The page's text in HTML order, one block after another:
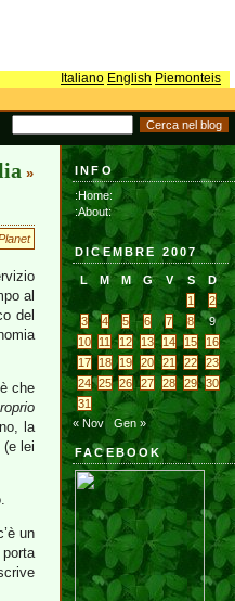
Italiano English Piemonteis
»
al
del
che
la
(e lei
un
INFO
:Home:
:About:
DICEMBRE 2007
L M M G V S
D
1
2
3
4 5 6 7 8
9
10
11 12 13 14 15
16
17
18 19 20 21 22
23
24
25 26 27 28 29
30
31
« Nov
Gen »
FACEBOOK